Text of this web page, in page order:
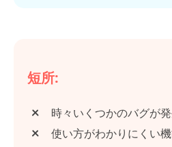
短所:
時々いくつかのバグが
使い方がわかりにくい